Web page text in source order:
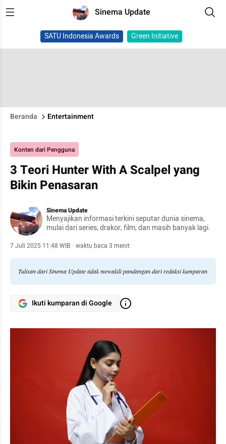
Sinema Update
SATU Indonesia Awards Green Initiative
Beranda Entertainment
Konten dari Pengguna
3 Teori Hunter With A Scalpel yang
Bikin Penasaran
Sinema Update
Menyajikan informasi terkini seputar dunia sinema,
mulai dari series, drakor, film, dan masih banyak lagi.
7 Juli 2025 11:48 WIB · waktu baca 3 menit
Tulisan dari Sinema Update tidak mewakili pandangan dari redaksi kumparan
Ikuti kumparan di Google